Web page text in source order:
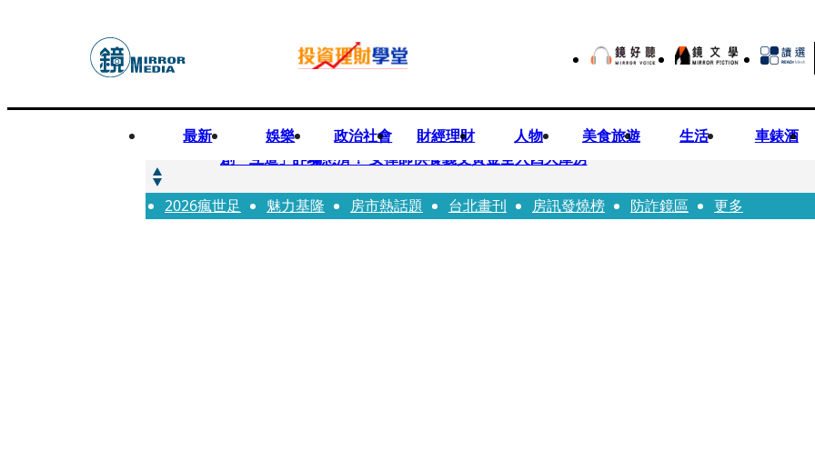
最新 娛樂 政治社會 財經理財 人物 美食旅遊 生活 車錶酒
快訊
創「互道」詐騙慈濟！ 女律師供養義父黃金全入四大庫房
快訊
前時力黨魁表態「反對刪公視預算」 盼在野三思：改凍結處理受質疑項目
2026瘋世足 魅力基隆 房市熱話題 台北畫刊 房訊發燒榜 防詐鏡區 更多